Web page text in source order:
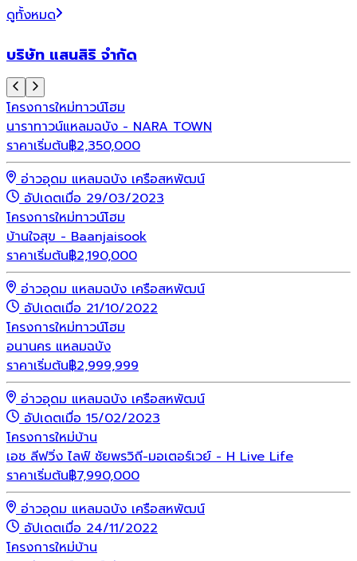
ดูทั้งหมด
บริษัท แสนสิริ จำกัด
โครงการใหม่ทาวน์โฮม
นาราทาวน์แหลมฉบัง - NARA TOWN
ราคาเริ่มต้น฿2,350,000
อ่าวอุดม แหลมฉบัง เครือสหพัฒน์
อัปเดตเมื่อ 29/03/2023
โครงการใหม่ทาวน์โฮม
บ้านใจสุข - Baanjaisook
ราคาเริ่มต้น฿2,190,000
อ่าวอุดม แหลมฉบัง เครือสหพัฒน์
อัปเดตเมื่อ 21/10/2022
โครงการใหม่ทาวน์โฮม
อนานคร แหลมฉบัง
ราคาเริ่มต้น฿2,999,999
อ่าวอุดม แหลมฉบัง เครือสหพัฒน์
อัปเดตเมื่อ 15/02/2023
โครงการใหม่บ้าน
เอช ลีฟวิ่ง ไลฟ์ ชัยพรวิถี-มอเตอร์เวย์ - H Live Life
ราคาเริ่มต้น฿7,990,000
อ่าวอุดม แหลมฉบัง เครือสหพัฒน์
อัปเดตเมื่อ 24/11/2022
โครงการใหม่บ้าน